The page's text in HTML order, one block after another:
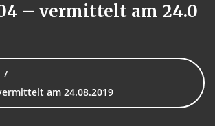
– vermittelt am 24.0
am 24.08.2019